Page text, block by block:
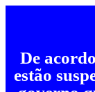
De
estão